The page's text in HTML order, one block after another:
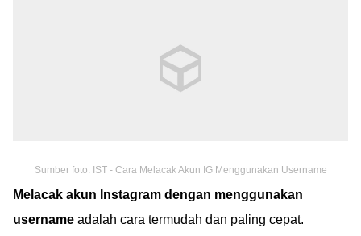
Sumber foto: IST - Cara Melacak Akun IG Menggunakan Username
Melacak akun Instagram dengan menggunakan
username adalah cara termudah dan paling cepat.